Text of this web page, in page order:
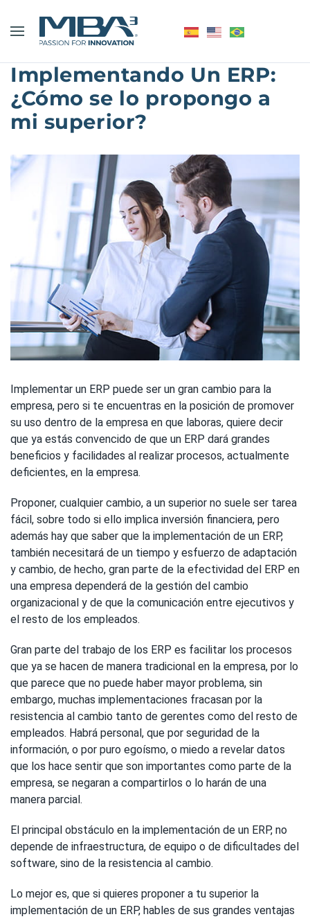
Implementando Un ERP:
¿Cómo se lo propongo a
mi superior?
Implementar un ERP puede ser un gran cambio para la
empresa, pero si te encuentras en la posición de promover
su uso dentro de la empresa en que laboras, quiere decir
que ya estás convencido de que un ERP dará grandes
beneficios y facilidades al realizar procesos, actualmente
deficientes, en la empresa.
Proponer, cualquier cambio, a un superior no suele ser tarea
fácil, sobre todo si ello implica inversión financiera, pero
además hay que saber que la implementación de un ERP,
también necesitará de un tiempo y esfuerzo de adaptación
y cambio, de hecho, gran parte de la efectividad del ERP en
una empresa dependerá de la gestión del cambio
organizacional y de que la comunicación entre ejecutivos y
el resto de los empleados.
Gran parte del trabajo de los ERP es facilitar los procesos
que ya se hacen de manera tradicional en la empresa, por lo
que parece que no puede haber mayor problema, sin
embargo, muchas implementaciones fracasan por la
resistencia al cambio tanto de gerentes como del resto de
empleados. Habrá personal, que por seguridad de la
información, o por puro egoísmo, o miedo a revelar datos
que los hace sentir que son importantes como parte de la
empresa, se negaran a compartirlos o lo harán de una
manera parcial.
El principal obstáculo en la implementación de un ERP, no
depende de infraestructura, de equipo o de dificultades del
software, sino de la resistencia al cambio.
Lo mejor es, que si quieres proponer a tu superior la
implementación de un ERP, hables de sus grandes ventajas